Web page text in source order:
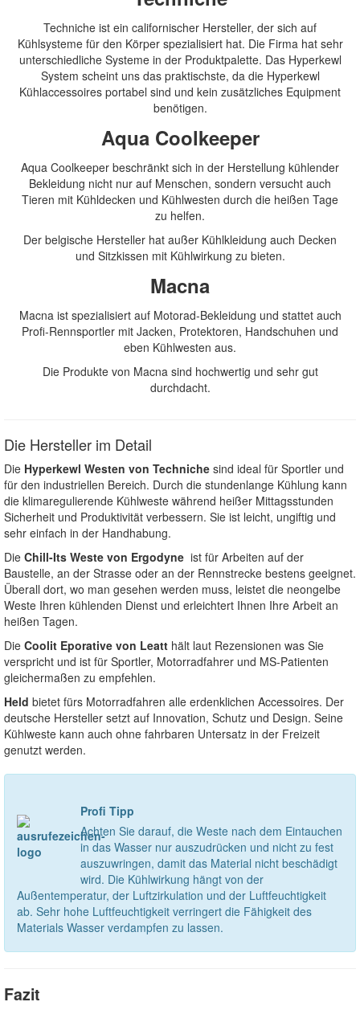
Techniche ist ein californischer Hersteller, der sich auf
Kühlsysteme für den Körper spezialisiert hat. Die Firma hat sehr
unterschiedliche Systeme in der Produktpalette. Das Hyperkewl
System scheint uns das praktischste, da die Hyperkewl
Kühlaccessoires portabel sind und kein zusätzliches Equipment
benötigen.
Aqua Coolkeeper
Aqua Coolkeeper beschränkt sich in der Herstellung kühlender
Bekleidung nicht nur auf Menschen, sondern versucht auch
Tieren mit Kühldecken und Kühlwesten durch die heißen Tage
zu helfen.
Der belgische Hersteller hat außer Kühlkleidung auch Decken
und Sitzkissen mit Kühlwirkung zu bieten.
Macna
Macna ist spezialisiert auf Motorad-Bekleidung und stattet auch
Profi-Rennsportler mit Jacken, Protektoren, Handschuhen und
eben Kühlwesten aus.
Die Produkte von Macna sind hochwertig und sehr gut
durchdacht.
Die Hersteller im Detail
Die Hyperkewl Westen von Techniche sind ideal für Sportler und
für den industriellen Bereich. Durch die stundenlange Kühlung kann
die klimaregulierende Kühlweste während heißer Mittagsstunden
Sicherheit und Produktivität verbessern. Sie ist leicht, ungiftig und
sehr einfach in der Handhabung.
Die Chill-Its Weste von Ergodyne ist für Arbeiten auf der
Baustelle, an der Strasse oder an der Rennstrecke bestens geeignet.
Überall dort, wo man gesehen werden muss, leistet die neongelbe
Weste Ihren kühlenden Dienst und erleichtert Ihnen Ihre Arbeit an
heißen Tagen.
Die Coolit Eporative von Leatt hält laut Rezensionen was Sie
verspricht und ist für Sportler, Motorradfahrer und MS-Patienten
gleichermaßen zu empfehlen.
Held bietet fürs Motorradfahren alle erdenklichen Accessoires. Der
deutsche Hersteller setzt auf Innovation, Schutz und Design. Seine
Kühlweste kann auch ohne fahrbaren Untersatz in der Freizeit
genutzt werden.
Profi Tipp
Achten Sie darauf, die Weste nach dem Eintauchen
in das Wasser nur auszudrücken und nicht zu fest
auszuwringen, damit das Material nicht beschädigt
wird. Die Kühlwirkung hängt von der
Außentemperatur, der Luftzirkulation und der Luftfeuchtigkeit
ab. Sehr hohe Luftfeuchtigkeit verringert die Fähigkeit des
Materials Wasser verdampfen zu lassen.
Fazit